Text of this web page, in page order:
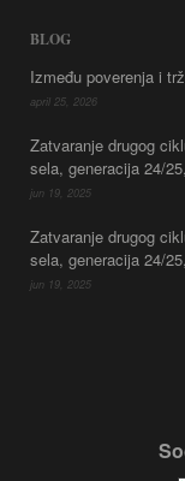
BLOG
Između poverenja i
april 25, 2026
Zatvaranje drugog
sela, generacija 24/
jun 19, 2025
Zatvaranje drugog
sela, generacija 24/
jun 19, 2025